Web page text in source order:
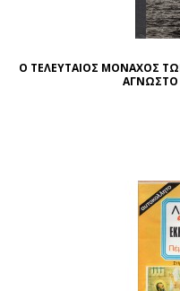
Ο ΤΕΛΕΥΤΑΙΟΣ ΜΟΝΑΧΟΣ
ΑΓΝΩΣΤΟ